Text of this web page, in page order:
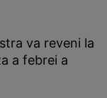
va reveni la
a febrei a